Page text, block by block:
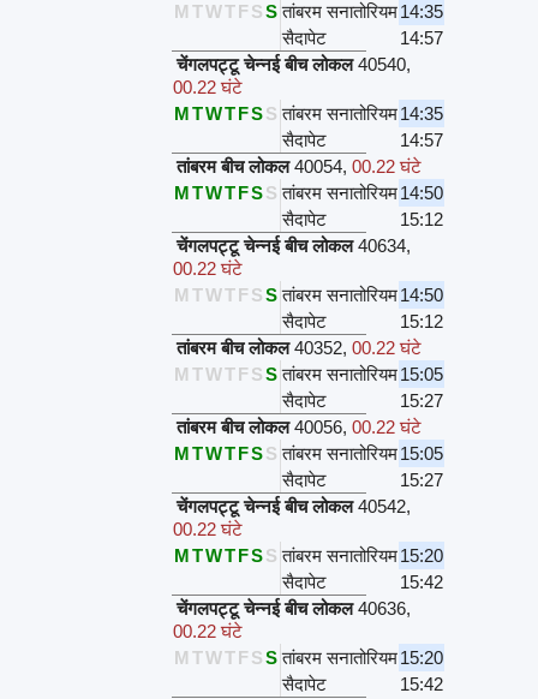
M TWTFSS तांबरम सनातोरियम14:35
सैदापेट
14:57
चेंगलपट्टू चेन्नई बीच लोकल 40540,
00.22 घंटे
MTWTFSS तांबरम सनातोरियम14:35
सैदापेट
14:57
तांबरम बीच लोकल 40054,00.22 घंटे
MTWTFSS तांबरम सनातोरियम14:50
सैदापेट
15:12
चेंगलपट्टू चेन्नई बीच लोकल 40634,
00.22 घंटे
M TWTFSS तांबरम सनातोरियम14:50
सैदापेट
15:12
तांबरम बीच लोकल 40352,00.22 घंटे
M TWTFSS तांबरम सनातोरियम15:05
सैदापेट
15:27
तांबरम बीच लोकल 40056,00.22 घंटे
MTWTFSS तांबरम सनातोरियम15:05
सैदापेट
15:27
चेंगलपट्टू चेन्नई बीच लोकल 40542,
00.22 घंटे
MTWTFSS तांबरम सनातोरियम15:20
सैदापेट
15:42
चेंगलपट्टू चेन्नई बीच लोकल 40636,
00.22 घंटे
M TWTFSS तांबरम सनातोरियम15:20
सैदापेट
15:42